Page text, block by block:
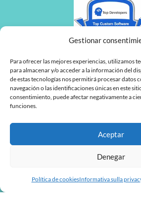
Gestionar
Para ofrecer las mejores experiencias, utilizamos
para almacenar y/o acceder a la información del
de estas tecnologías nos permitirá procesar datos
navegación o las identificaciones únicas en este
consentimiento, puede afectar negativamente a
funciones.
Aceptar
Denegar
Política de cookiesInformativa sulla
L
F